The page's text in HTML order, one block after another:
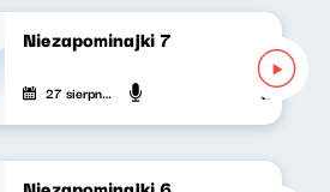
Niezapominajki 7
27 sierpnia 2023 Weronika